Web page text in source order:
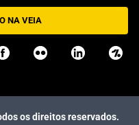
NA VEIA
os direitos reservados.